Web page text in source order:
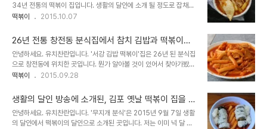
34년 전통의 떡볶이 집입니다. 생활의 달인에 소개 될 정도로 잡채와
떡볶이의 조합이라는 독특한 구성으로 많은 분들이 좋아하고 있는 곳
찾아가봤..
떡볶이 2015.10.07
26년 전통 창전동 분식집에서 참치 김밥과 떡볶이를
먹어봤더니 -서강 김밥 떡볶이
안녕하세요. 유치찬란입니다. '서강 김밥 떡볶이'집은 26년 된 분식집
으로 창전동에 위치한 곳입니다. 뭔가 알아볼 것이 있어서 찾아가봤습
니다. 2015년 8월 22일 방문하다. 50여년 되었다고 하는 꽤 허름한
이하게 메뉴 ..
떡볶이 2015.09.28
생활의 달인 방송에 소개된, 김포 옛날 떡볶이 집을 가
봤더니 -무지개 분식
안녕하세요. 유치찬란입니다. '무지개 분식'은 2015년 9월 7일 생활
의 달인에서 떡볶이의 달인으로 소개된 곳입니다. 저는 이미 넉 달 전